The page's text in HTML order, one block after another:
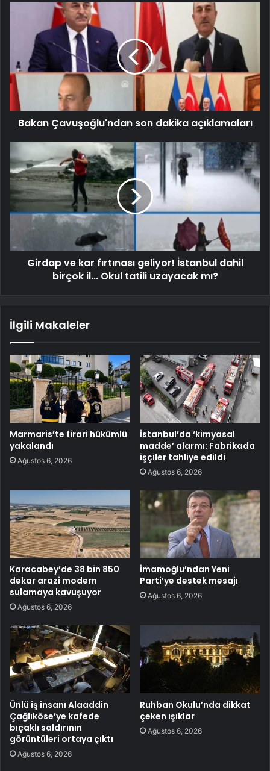
Bakan Çavuşoğlu'ndan son dakika açıklamaları
Girdap ve kar fırtınası geliyor! İstanbul dahil
birçok il... Okul tatili uzayacak mı?
İlgili Makaleler
Marmaris’te firari hükümlü
yakalandı
Ağustos 6, 2026
İstanbul’da ‘kimyasal
madde’ alarmı: Fabrikada
işçiler tahliye edildi
Ağustos 6, 2026
Karacabey’de 38 bin 850
dekar arazi modern
sulamaya kavuşuyor
Ağustos 6, 2026
İmamoğlu’ndan Yeni
Parti’ye destek mesajı
Ağustos 6, 2026
Ünlü iş insanı Alaaddin
Çağlıköse’ye kafede
bıçaklı saldırının
görüntüleri ortaya çıktı
Ağustos 6, 2026
Ruhban Okulu’nda dikkat
çeken ışıklar
Ağustos 6, 2026